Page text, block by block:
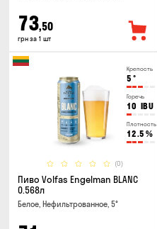
73,50
грн за 1 шт
Крепость
5 °
Горечь
10 IBU
Плотность
12.5 %
(0)
Пиво Volfas Engelman BLANC
0.568л
Белое, Нефильтрованное, 5°